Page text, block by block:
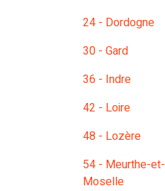
24 - Dordogne
30 - Gard
36 - Indre
42 - Loire
48 - Lozère
54 - Meurthe-et-
Moselle